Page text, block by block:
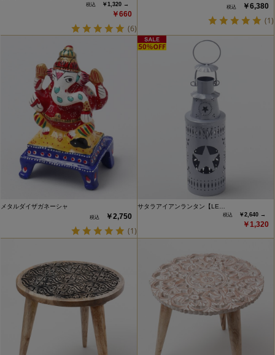
￥1,320 →
￥660
(6)
￥6,380
(1)
メタルダイザガネーシャ
￥2,750
(1)
サタラアイアンランタン【LE…
￥2,640 →
￥1,320